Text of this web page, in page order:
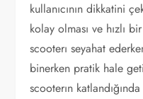
kullanıcının dikkatini
kolay olması ve hızlı
scooterı seyahat
binerken pratik hale
scooterın